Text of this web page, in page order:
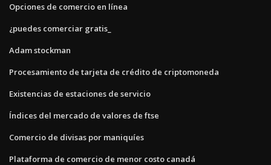
Opciones de comercio en línea
¿puedes comerciar gratis_
Adam stockman
Procesamiento de tarjeta de crédito de criptomoneda
Existencias de estaciones de servicio
Índices del mercado de valores de ftse
Comercio de divisas por maniquíes
Plataforma de comercio de menor costo canadá